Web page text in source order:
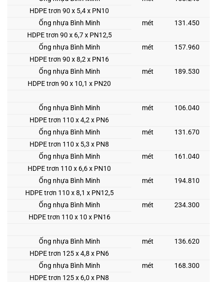
HDPE trơn 90 x 5,4 x PN10
Ống nhựa Bình Minh
mét
131.450
HDPE trơn 90 x 6,7 x PN12,5
Ống nhựa Bình Minh
mét
157.960
HDPE trơn 90 x 8,2 x PN16
Ống nhựa Bình Minh
mét
189.530
HDPE trơn 90 x 10,1 x PN20
Ống nhựa Bình Minh mét
106.040
HDPE trơn 110 x 4,2 x PN6
Ống nhựa Bình Minh
mét
131.670
HDPE trơn 110 x 5,3 x PN8
Ống nhựa Bình Minh
mét
161.040
HDPE trơn 110 x 6,6 x PN10
Ống nhựa Bình Minh
mét
194.810
HDPE trơn 110 x 8,1 x PN12,5
Ống nhựa Bình Minh
mét
234.300
HDPE trơn 110 x 10 x PN16
Ống nhựa Bình Minh mét
136.620
HDPE trơn 125 x 4,8 x PN6
Ống nhựa Bình Minh
mét
168.300
HDPE trơn 125 x 6,0 x PN8